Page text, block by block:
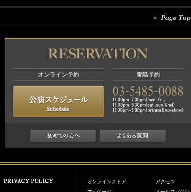
オンライン予約 電話予約
オンラインストア
アクセス